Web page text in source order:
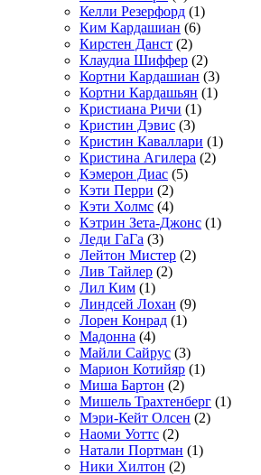
Келли Резерфорд (1)
Ким Кардашиан (6)
Кирстен Данст (2)
Клаудиа Шиффер (2)
Кортни Кардашиан (3)
Кортни Кардашьян (1)
Кристиана Ричи (1)
Кристин Дэвис (3)
Кристин Каваллари (1)
Кристина Агилера (2)
Кэмерон Диас (5)
Кэти Перри (2)
Кэти Холмс (4)
Кэтрин Зета-Джонс (1)
Леди ГаГа (3)
Лейтон Мистер (2)
Лив Тайлер (2)
Лил Ким (1)
Линдсей Лохан (9)
Лорен Конрад (1)
Мадонна (4)
Майли Сайрус (3)
Марион Котийяр (1)
Миша Бартон (2)
Мишель Трахтенберг (1)
Мэри-Кейт Олсен (2)
Наоми Уоттс (2)
Натали Портман (1)
Ники Хилтон (2)